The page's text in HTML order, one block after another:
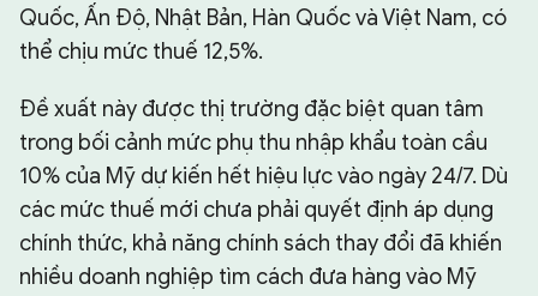
Quốc, Ấn Độ, Nhật Bản, Hàn Quốc và Việt Nam, có
thể chịu mức thuế 12,5%.
Đề xuất này được thị trường đặc biệt quan tâm
trong bối cảnh mức phụ thu nhập khẩu toàn cầu
10% của Mỹ dự kiến hết hiệu lực vào ngày 24/7. Dù
các mức thuế mới chưa phải quyết định áp dụng
chính thức, khả năng chính sách thay đổi đã khiến
nhiều doanh nghiệp tìm cách đưa hàng vào Mỹ